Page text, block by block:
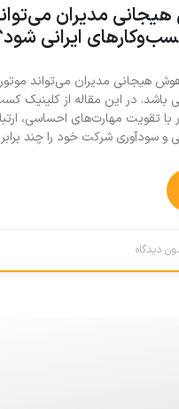
مدیران
ایرانی
هیجانی مدیران می‌تواند
باشد. در این مقاله از کلینیک
با تقویت مهارت‌های احساسی،
و سودآوری شرکت خود را چند
دیدگاه